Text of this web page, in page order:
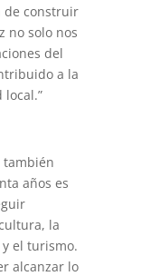
de construir
no solo nos
del
a la
también
años es
la
el turismo.
alcanzar lo